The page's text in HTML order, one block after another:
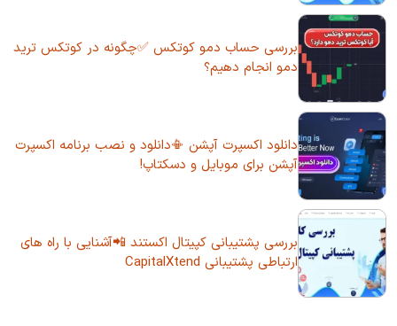
بررسی حساب دمو کوتکس ✅چگونه در کوتکس ترید
دمو انجام دهیم؟
دانلود اکسپرت آپشن 📳دانلود و نصب برنامه اکسپرت
آپشن برای موبایل و دسکتاپ!
بررسی پشتیبانی کپیتال اکستند 📲آشنایی با راه های
ارتباطی پشتیبانی CapitalXtend